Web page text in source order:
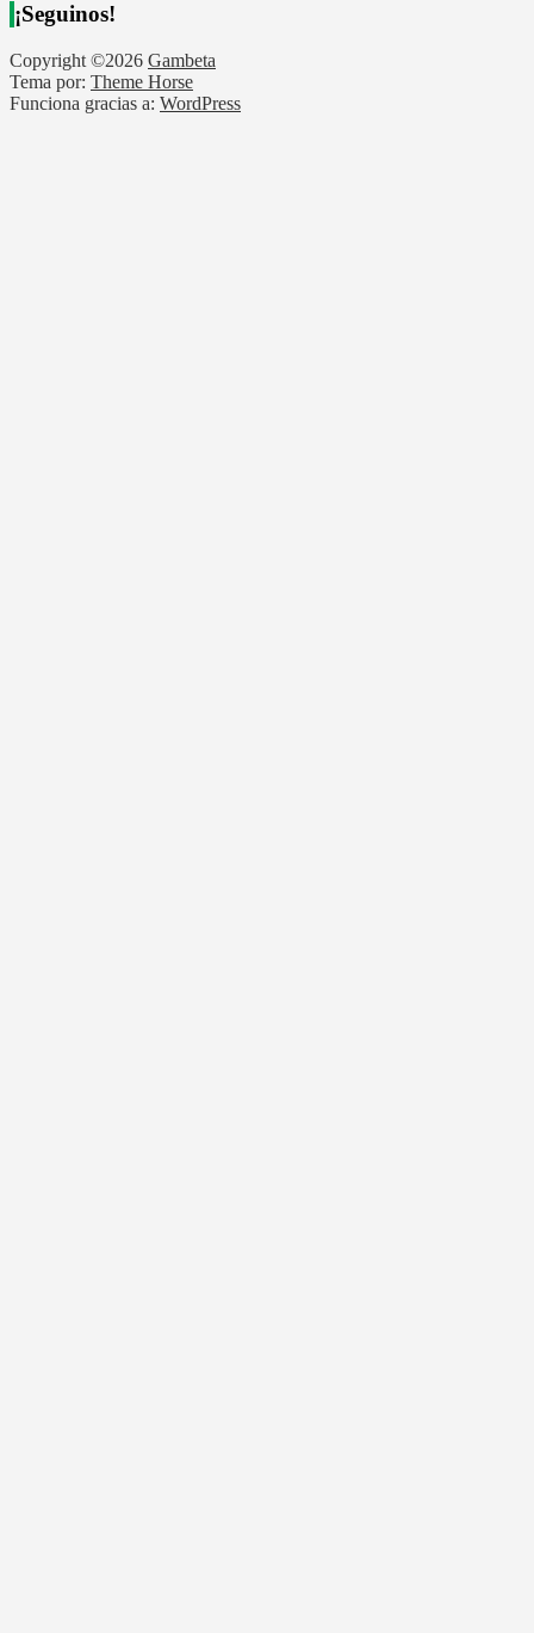
¡Seguinos!
Copyright ©2026 Gambeta
Tema por: Theme Horse
Funciona gracias a: WordPress